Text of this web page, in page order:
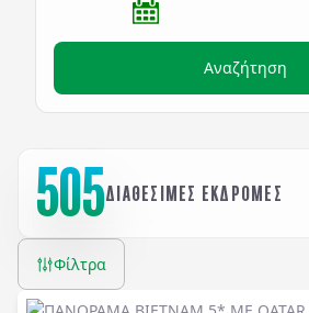
Αναζήτηση
505ΔΙΑΘΕΣΙΜΕΣ ΕΚΔΡΟΜΕΣ
Φίλτρα